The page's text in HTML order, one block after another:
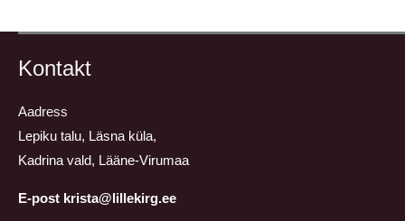
Kontakt
Aadress
Lepiku talu, Läsna küla,
Kadrina vald, Lääne-Virumaa
E-post krista@lillekirg.ee